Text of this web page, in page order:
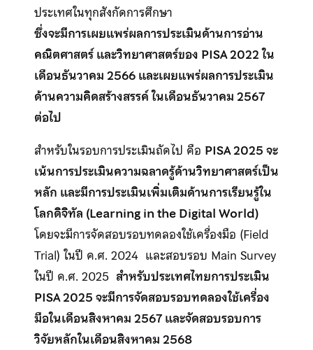
ประเทศในทุกสังกัดการศึกษา
ซึ่งจะมีการเผยแพร่ผลการประเมินด้านการอ่าน
คณิตศาสตร์ และวิทยาศาสตร์ของ PISA 2022 ใน
เดือนธันวาคม 2566 และเผยแพร่ผลการประเมิน
ด้านความคิดสร้างสรรค์ ในเดือนธันวาคม 2567
ต่อไป
สำหรับในรอบการประเมินถัดไป คือ PISA 2025 จะ
เน้นการประเมินความฉลาดรู้ด้านวิทยาศาสตร์เป็น
หลัก และมีการประเมินเพิ่มเติมด้านการเรียนรู้ใน
โลกดิจิทัล (Learning in the Digital World)
โดยจะมีการจัดสอบรอบทดลองใช้เครื่องมือ (Field
Trial) ในปี ค.ศ. 2024 และสอบรอบ Main Survey
ในปี ค.ศ. 2025 สำหรับประเทศไทยการประเมิน
PISA 2025 จะมีการจัดสอบรอบทดลองใช้เครื่อง
มือในเดือนสิงหาคม 2567 และจัดสอบรอบการ
วิจัยหลักในเดือนสิงหาคม 2568